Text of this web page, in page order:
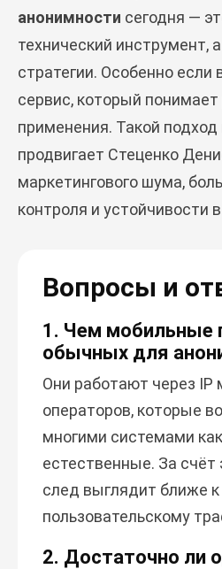
анонимности сегодня —
технический инструмент,
стратегии. Особенно если
сервис, который
применения. Такой подход
продвигает Стеценко
маркетингового шума,
контроля и устойчивости
Вопросы и
1. Чем мобильные
обычных для
Они работают через IP
операторов, которые
многими системами
естественные. За счёт
след выглядит ближе
пользовательскому
2. Достаточно ли